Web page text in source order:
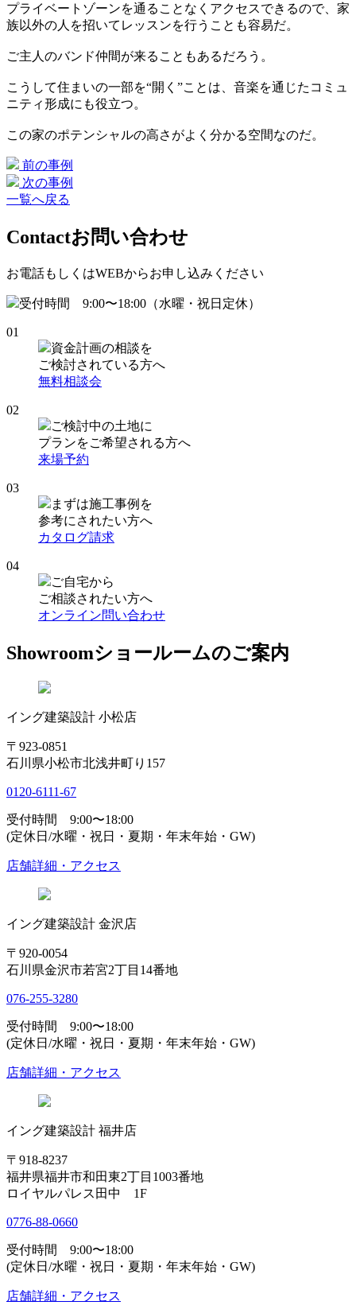
プライベートゾーンを通ることなくアクセスできるので、家
族以外の人を招いてレッスンを行うことも容易だ。
ご主人のバンド仲間が来ることもあるだろう。
こうして住まいの一部を“開く”ことは、音楽を通じたコミュ
ニティ形成にも役立つ。
この家のポテンシャルの高さがよく分かる空間なのだ。
前の事例
次の事例
一覧へ戻る
Contactお問い合わせ
お電話もしくはWEBからお申し込みください
受付時間 9:00〜18:00（水曜・祝日定休）
01
資金計画の相談を
ご検討されている方へ
無料相談会
02
ご検討中の土地に
プランをご希望される方へ
来場予約
03
まずは施工事例を
参考にされたい方へ
カタログ請求
04
ご自宅から
ご相談されたい方へ
オンライン問い合わせ
Showroomショールームのご案内
イング建築設計 小松店
〒923-0851
石川県小松市北浅井町り157
0120-6111-67
受付時間 9:00〜18:00
(定休日/水曜・祝日・夏期・年末年始・GW)
店舗詳細・アクセス
イング建築設計 金沢店
〒920-0054
石川県金沢市若宮2丁目14番地
076-255-3280
受付時間 9:00〜18:00
(定休日/水曜・祝日・夏期・年末年始・GW)
店舗詳細・アクセス
イング建築設計 福井店
〒918-8237
福井県福井市和田東2丁目1003番地
ロイヤルパレス田中 1F
0776-88-0660
受付時間 9:00〜18:00
(定休日/水曜・祝日・夏期・年末年始・GW)
店舗詳細・アクセス